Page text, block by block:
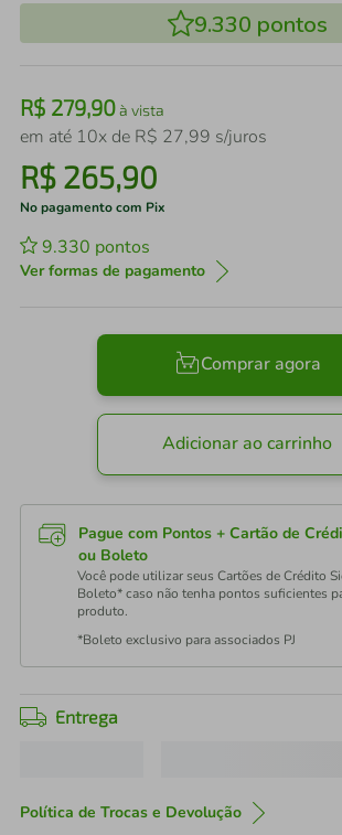
9.330 pontos
R$ 279,90à vista
em até 10x de R$ 27,99 s/juros
R$ 265,90
No pagamento com Pix
9.330 pontos
Ver formas de pagamento
Comprar agora
Adicionar ao carrinho
Pague com Pontos + Cartão de
ou Boleto
Você pode utilizar seus Cartões de Crédito
Boleto* caso não tenha pontos suficientes
produto.
*Boleto exclusivo para associados PJ
Entrega
Política de Trocas e Devolução